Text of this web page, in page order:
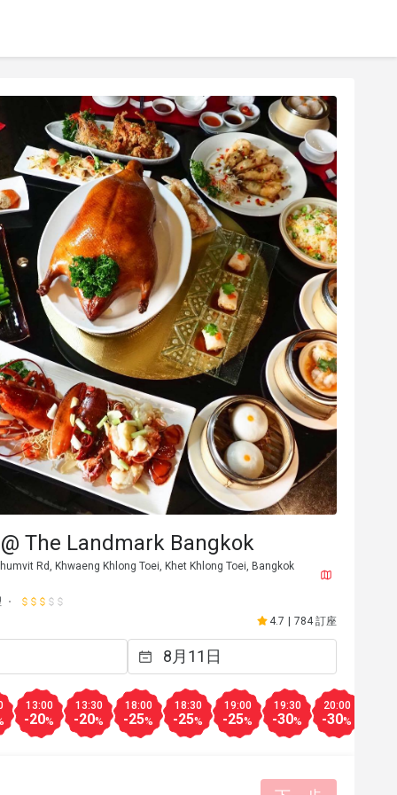
O
o********n
服務細心 美好體驗
The Landmark Bangkok
Rd, Khwaeng Khlong Toei, Khet Khlong Toei, Bangkok
4.7 | 784 訂座
13:00
-20%
13:30
-20%
18:00
-25%
18:30
-25%
19:00
-25%
19:30
-30%
20:00
-30%